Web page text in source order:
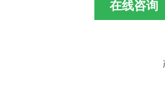
在线咨询